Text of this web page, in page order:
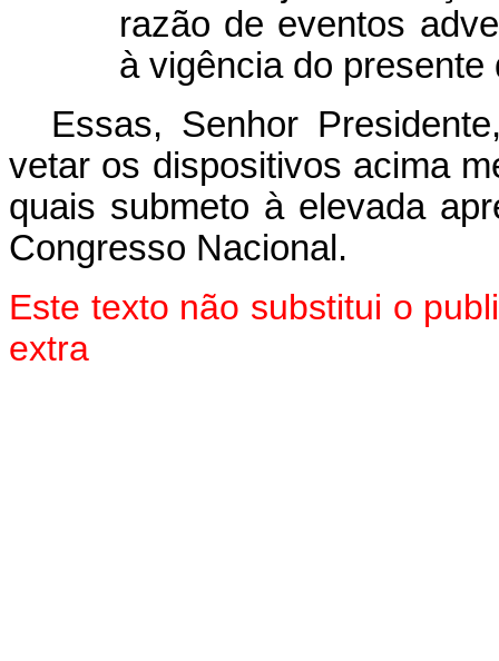
razão de eventos
à vigência do presente
Essas, Senhor
vetar os dispositivos acima
quais submeto à elevada
Congresso Nacional.
Este texto não substitui o
extra